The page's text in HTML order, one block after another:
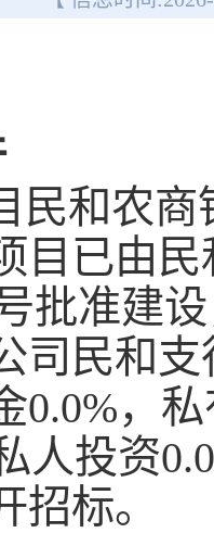
民和农
目已由
批准建
司民和
0.0%，
人投资
招标。